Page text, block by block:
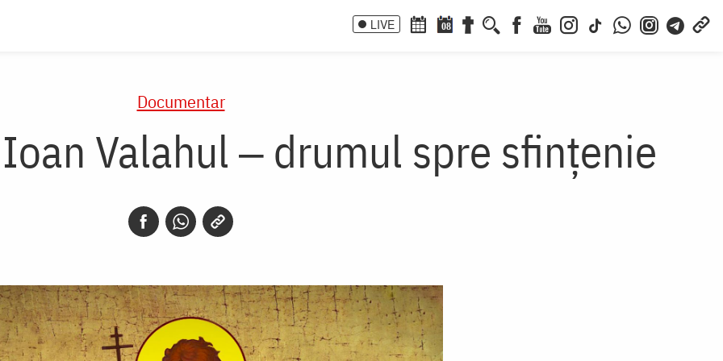
LIVE 08
Documentar
Valahul ‒ drumul spre sfințenie